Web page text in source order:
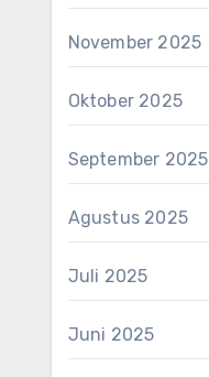
November 2025
Oktober 2025
September 2025
Agustus 2025
Juli 2025
Juni 2025